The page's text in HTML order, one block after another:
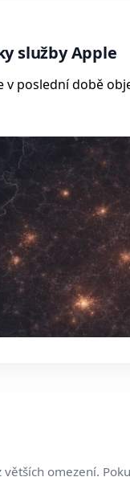
služby Apple
poslední době
omezení.